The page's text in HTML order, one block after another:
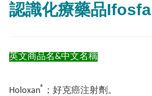
認識化療藥品
英文商品名&中文名稱
Holoxan® ；好克癌注射劑。